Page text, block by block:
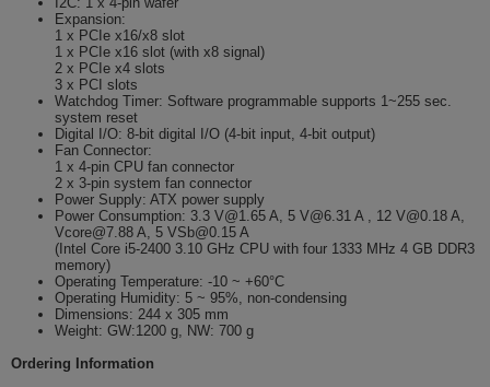
Expansion:
1 x PCIe x16/x8 slot
1 x PCIe x16 slot (with x8 signal)
2 x PCIe x4 slots
3 x PCI slots
Watchdog Timer: Software programmable supports 1~255 sec.
system reset
Digital I/O: 8-bit digital I/O (4-bit input, 4-bit output)
Fan Connector:
1 x 4-pin CPU fan connector
2 x 3-pin system fan connector
Power Supply: ATX power supply
Power Consumption: 3.3 V@1.65 A, 5 V@6.31 A , 12 V@0.18 A,
Vcore@7.88 A, 5 VSb@0.15 A
(Intel Core i5-2400 3.10 GHz CPU with four 1333 MHz 4 GB DDR3
memory)
Operating Temperature: -10 ~ +60°C
Operating Humidity: 5 ~ 95%, non-condensing
Dimensions: 244 x 305 mm
Weight: GW:1200 g, NW: 700 g
Ordering Information